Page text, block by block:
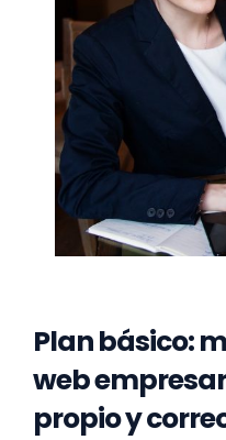
Plan básico:
web
propio y